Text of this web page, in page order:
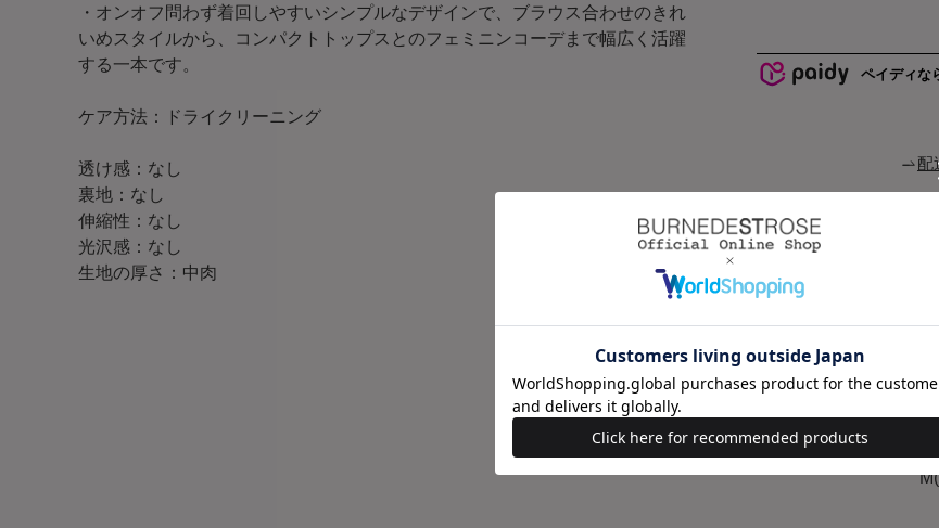
・オンオフ問わず着回しやすいシンプルなデザインで、ブラウス合わせのきれ
いめスタイルから、コンパクトトップスとのフェミニンコーデまで幅広く活躍
する一本です。
ケア方法：ドライクリーニング
透け感：なし
裏地：なし
伸縮性：なし
光沢感：なし
生地の厚さ：中肉
ペイディな
配
商品コード
ブランド
素材
原産国
中
サイズ